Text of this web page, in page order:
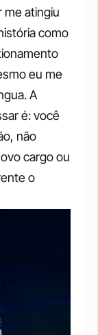
me atingiu
como
eu me
A
é: você
não
cargo ou
o